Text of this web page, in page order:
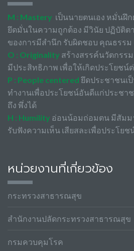
M : Mastery เป็นนายตนเอง หมั่นฝึ
ยึดมั่นในความถูกต้อง มีวินัย ปฏิบัติต
ของการมีสำนึก รับผิดชอบ คุณธรรม
O : Originality สร้างสรรค์นวัตกรร
มีประสิทธิภาพ เพื่อให้เกิดประโยชน์
P : People centered ยึดประชาชนเ
ทำงานเพื่อประโยชน์อันดีแก่ประชาช
ถึง พึ่งได้
H : Humility อ่อนน้อมถ่อมตน มีสัมม
รับฟังความเห็น เสียสละเพื่อประโยช
หน่วยงานที่เกี่ยวข้อง
กระทรวงสาธารณสุข
สำนักงานปลัดกระทรวงสาธารณสุข
กรมควบคุมโรค